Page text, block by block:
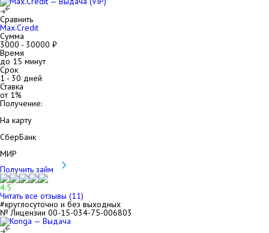
Сравнить
Max.Credit
Сумма
3000 - 30000 ₽
Время
до 15 минут
Срок
1- 30 дней
Ставка
от 1%
Получение:
На карту
СберБанк
МИР
Получить займ
4.5
Читать все отзывы (11)
#круглосуточно и без выходных
№ Лицензии 00-15-034-75-006803